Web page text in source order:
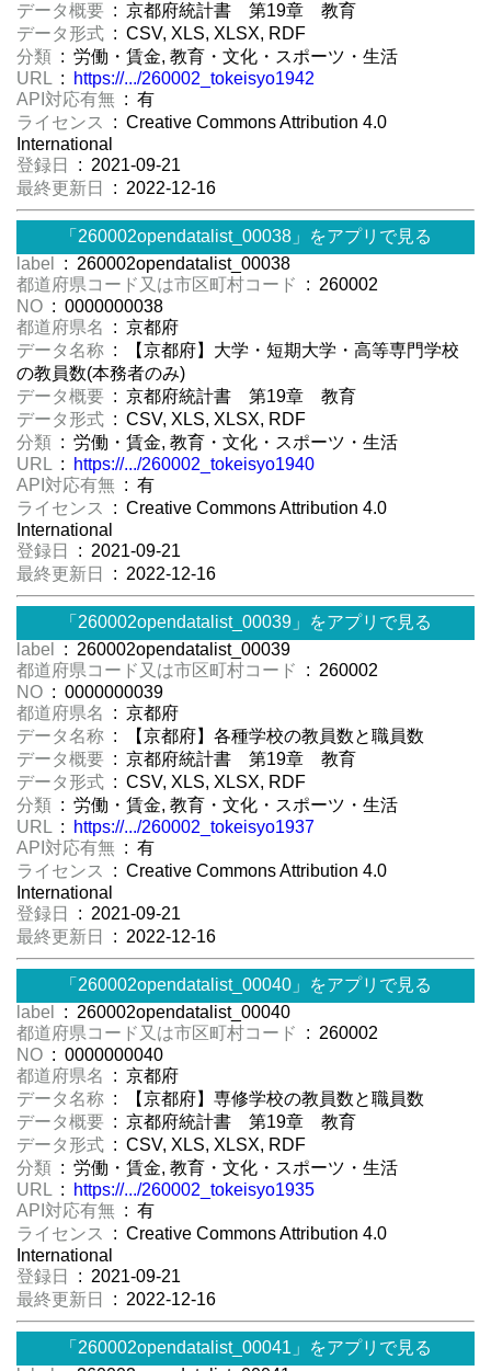
データ概要 : 京都府統計書 第19章 教育
データ形式 : CSV, XLS, XLSX, RDF
分類 : 労働・賃金, 教育・文化・スポーツ・生活
URL :
https://.../260002_tokeisyo1942
API対応有無 : 有
ライセンス
: Creative Commons Attribution 4.0
International
登録日
: 2021-09-21
最終更新日
: 2022-12-16
「260002opendatalist_00038」をアプリで見る
label
: 260002opendatalist_00038
都道府県コード又は市区町村コード
: 260002
NO : 0000000038
都道府県名
: 京都府
データ名称 : 【京都府】大学・短期大学・高等専門学校
の教員数(本務者のみ)
データ概要 : 京都府統計書 第19章 教育
データ形式 : CSV, XLS, XLSX, RDF
分類 : 労働・賃金, 教育・文化・スポーツ・生活
URL :
https://.../260002_tokeisyo1940
API対応有無 : 有
ライセンス
: Creative Commons Attribution 4.0
International
登録日
: 2021-09-21
最終更新日
: 2022-12-16
「260002opendatalist_00039」をアプリで見る
label
: 260002opendatalist_00039
都道府県コード又は市区町村コード
: 260002
NO : 0000000039
都道府県名
: 京都府
データ名称 : 【京都府】各種学校の教員数と職員数
データ概要 : 京都府統計書 第19章 教育
データ形式 : CSV, XLS, XLSX, RDF
分類 : 労働・賃金, 教育・文化・スポーツ・生活
URL :
https://.../260002_tokeisyo1937
API対応有無 : 有
ライセンス
: Creative Commons Attribution 4.0
International
登録日
: 2021-09-21
最終更新日
: 2022-12-16
「260002opendatalist_00040」をアプリで見る
label
: 260002opendatalist_00040
都道府県コード又は市区町村コード
: 260002
NO : 0000000040
都道府県名
: 京都府
データ名称 : 【京都府】専修学校の教員数と職員数
データ概要 : 京都府統計書 第19章 教育
データ形式 : CSV, XLS, XLSX, RDF
分類 : 労働・賃金, 教育・文化・スポーツ・生活
URL :
https://.../260002_tokeisyo1935
API対応有無 : 有
ライセンス
: Creative Commons Attribution 4.0
International
登録日
: 2021-09-21
最終更新日
: 2022-12-16
「260002opendatalist_00041」をアプリで見る